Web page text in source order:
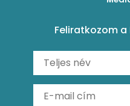
Carbonara
Shakshuka
Ratatouille
Mexikói húsleves kukorica
Almás-kéksajtos
Köretek
Reggeli receptek
Feliratkozom